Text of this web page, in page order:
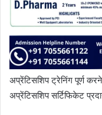
अप्रेंटिसशिप ट्रेनिंग पूर्ण
अप्रेंटिसशिप सर्टिफिकेट